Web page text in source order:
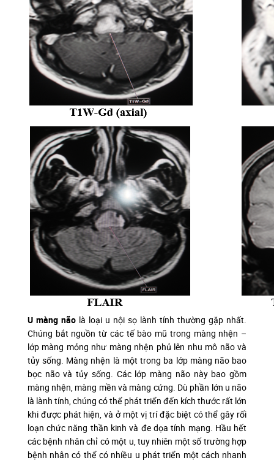
U màng nãolà loại u nội sọ lành tính thường gặp nhất.
Chúng bắt nguồn từ các tế bào mũ trong màng nhện –
lớp màng mỏng như màng nhện phủ lên nhu mô não và
tủy sống. Màng nhện là một trong ba lớp màng não bao
bọc não và tủy sống. Các lớp màng não này bao gồm
màng nhện, màng mền và màng cứng. Dù phần lớn u não
là lành tính, chúng có thể phát triển đến kích thước rất lớn
khi được phát hiện, và ở một vị trí đặc biệt có thể gây rối
loạn chức năng thần kinh và đe dọa tính mạng. Hầu hết
các bệnh nhân chỉ có một u, tuy nhiên một số trường hợp
bệnh nhân có thể có nhiều u phát triển một cách nhanh